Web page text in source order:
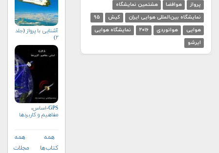
پرواز
هوافضا
هشتمین نمایشگاه
نمایشگاه بین‌المللی هوایی ایران
کیش
۹۵
هوایی
هوانوردی ۲۰۱۶
نمایشگاه هوایی
ایرشو
آشنایی با پرواز (جلد
۲)
GPS-اساس،
مفاهیم و کاربردها
همه
کتاب‌ها
همه
مجلات